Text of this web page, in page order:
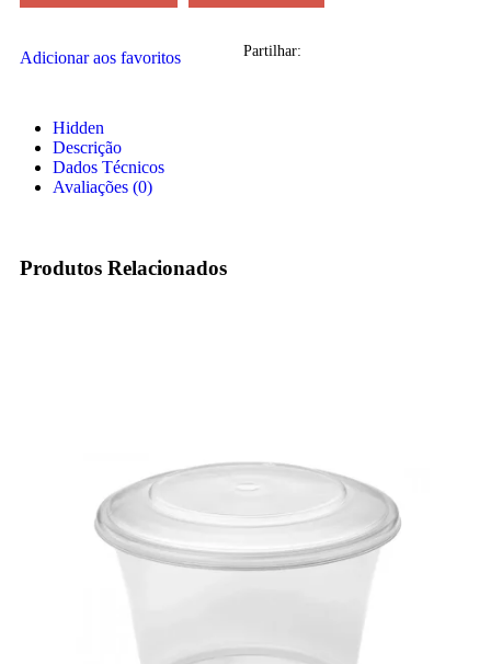
Adicionar aos favoritos Partilhar:
Hidden
Descrição
Dados Técnicos
Avaliações (0)
Produtos Relacionados